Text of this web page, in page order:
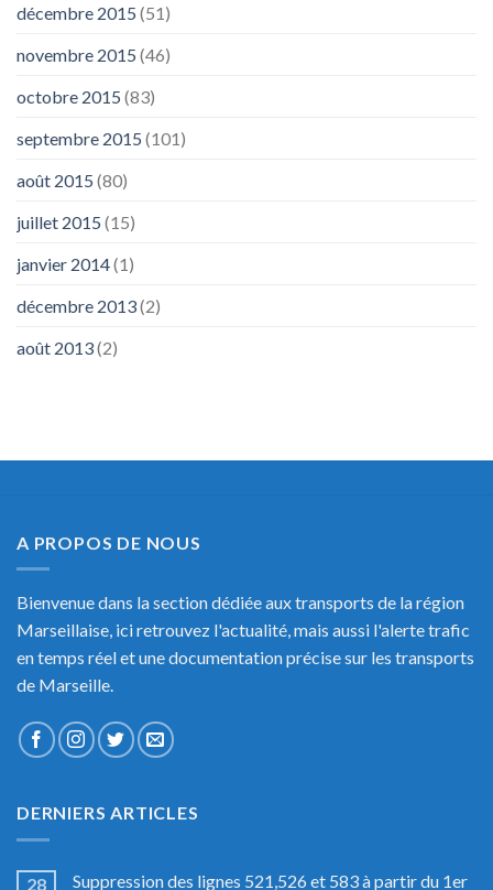
décembre 2015 (51)
novembre 2015 (46)
octobre 2015 (83)
septembre 2015 (101)
août 2015 (80)
juillet 2015 (15)
janvier 2014(1)
décembre 2013(2)
août 2013(2)
A PROPOS DE NOUS
Bienvenue dans la section dédiée aux transports de la région
Marseillaise, ici retrouvez l'actualité, mais aussi l'alerte trafic
en temps réel et une documentation précise sur les transports
de Marseille.
DERNIERS ARTICLES
28 Suppression des lignes 521,526 et 583 à partir du 1er